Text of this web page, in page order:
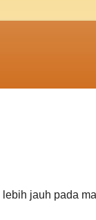
jauh pada